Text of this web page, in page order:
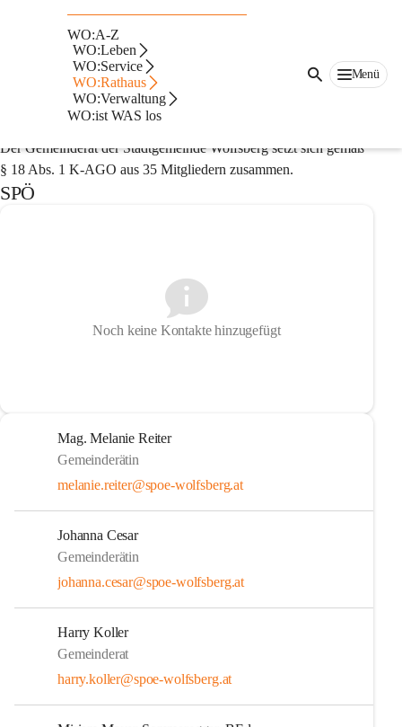
WO:A-Z
WO:Leben
WO:Service
WO:Rathaus
WO:Verwaltung
WO:ist WAS los
Menü
Mitglieder des Gemeinderates der
Stadtgemeinde Wolfsberg
Der Gemeinderat der Stadtgemeinde Wolfsberg setzt sich gemäß
§ 18 Abs. 1 K-AGO aus 35 Mitgliedern zusammen.
SPÖ
Noch keine Kontakte hinzugefügt
Mag. Melanie Reiter
Gemeinderätin
melanie.reiter@spoe-wolfsberg.at
Johanna Cesar
Gemeinderätin
johanna.cesar@spoe-wolfsberg.at
Harry Koller
Gemeinderat
harry.koller@spoe-wolfsberg.at